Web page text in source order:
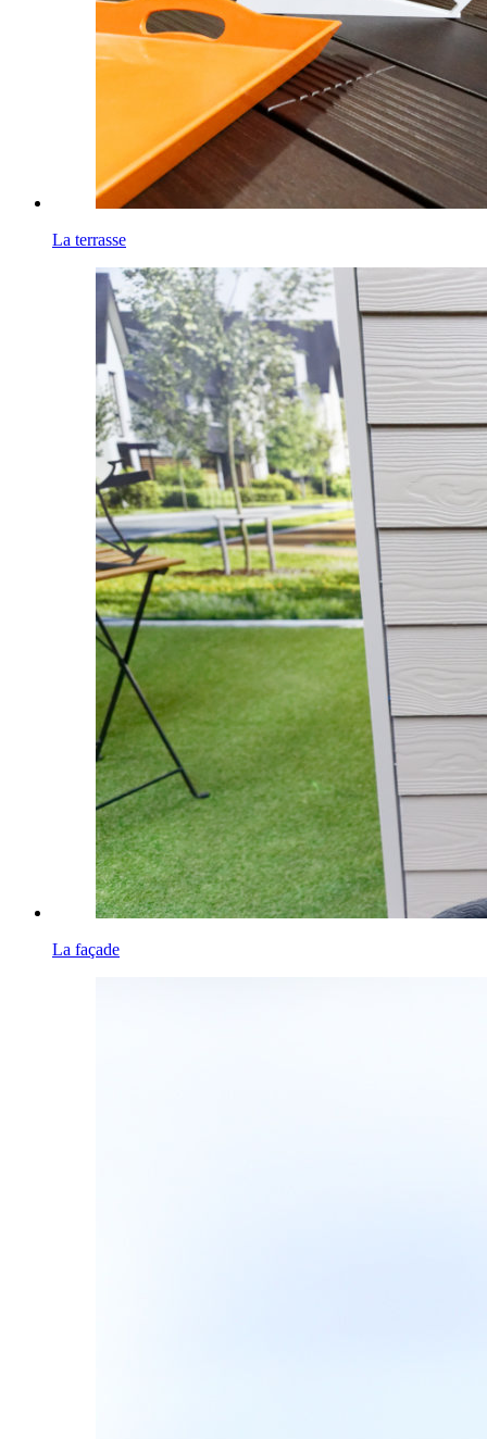
La terrasse
La façade